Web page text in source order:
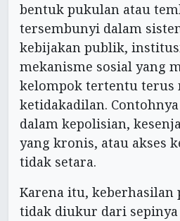
bentuk pukulan atau
tersembunyi dalam
kebijakan publik,
mekanisme sosial yang
kelompok tertentu terus
ketidakadilan.
dalam kepolisian,
yang kronis, atau akses
tidak setara.
Karena itu, keberhasilan
tidak diukur dari